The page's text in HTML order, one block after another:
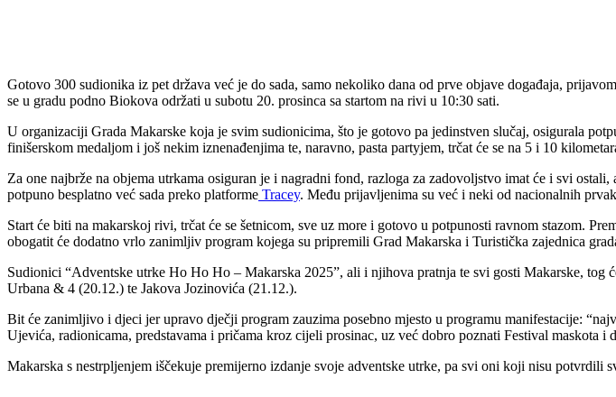
Gotovo 300 sudionika iz pet država već je do sada, samo nekoliko dana od prve objave događaja,
se u gradu podno Biokova održati u subotu 20. prosinca sa startom na rivi u 10:30 sati.
U organizaciji Grada Makarske koja je svim sudionicima, što je gotovo pa jedinstven slučaj, osigurala
finišerskom medaljom i još nekim iznenađenjima te, naravno, pasta partyjem, trčat će se na 5 i 10
Za one najbrže na objema utrkama osiguran je i nagradni fond, razloga za zadovoljstvo imat će i svi
potpuno besplatno već sada preko platforme Tracey. Među prijavljenima su već i neki od nacionalnih
Start će biti na makarskoj rivi, trčat će se šetnicom, sve uz more i gotovo u potpunosti ravnom stazom.
obogatit će dodatno vrlo zanimljiv program kojega su pripremili Grad Makarska i Turistička zajednica
Sudionici “Adventske utrke Ho Ho Ho – Makarska 2025”, ali i njihova pratnja te svi gosti Makarske,
Urbana & 4 (20.12.) te Jakova Jozinovića (21.12.).
Bit će zanimljivo i djeci jer upravo dječji program zauzima posebno mjesto u programu manifestacije:
Ujevića, radionicama, predstavama i pričama kroz cijeli prosinac, uz već dobro poznati Festival maskota i
Makarska s nestrpljenjem iščekuje premijerno izdanje svoje adventske utrke, pa svi oni koji nisu potvrdili